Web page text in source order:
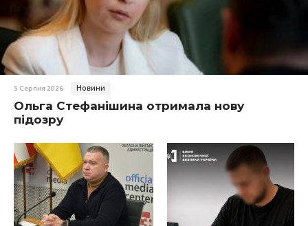
5 Серпня 2026 Новини
Ольга Стефанішина отримала нову
підозру